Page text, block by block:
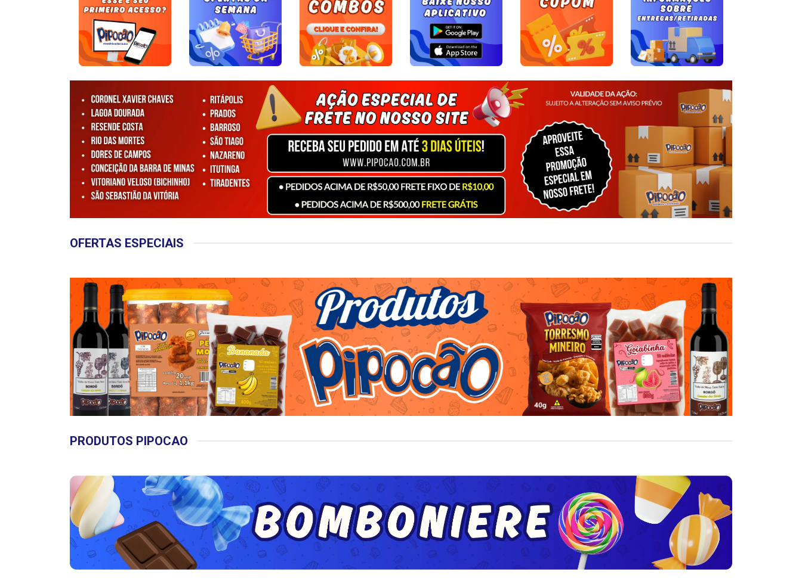
OFERTAS ESPECIAIS
PRODUTOS PIPOCAO